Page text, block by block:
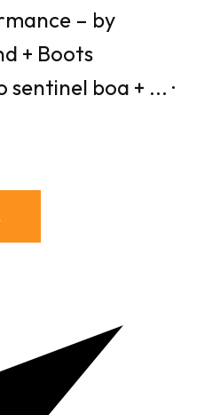
– by
+ Boots
boa + ... ·